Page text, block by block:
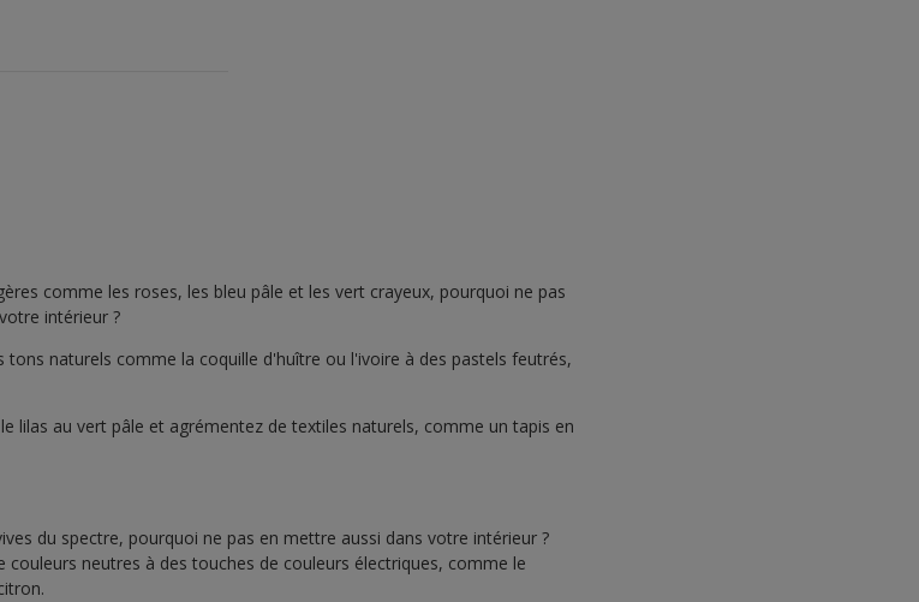
comme les roses, les bleu pâle et les vert crayeux, pourquoi ne pas
intérieur ?
tons naturels comme la coquille d'huître ou l'ivoire à des pastels feutrés,
lilas au vert pâle et agrémentez de textiles naturels, comme un tapis en
du spectre, pourquoi ne pas en mettre aussi dans votre intérieur ?
neutres à des touches de couleurs électriques, comme le